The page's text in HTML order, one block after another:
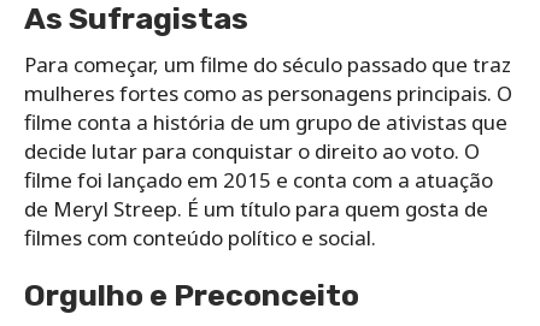
As Sufragistas
Para começar, um filme do século passado que traz
mulheres fortes como as personagens principais. O
filme conta a história de um grupo de ativistas que
decide lutar para conquistar o direito ao voto. O
filme foi lançado em 2015 e conta com a atuação
de Meryl Streep. É um título para quem gosta de
filmes com conteúdo político e social.
Orgulho e Preconceito